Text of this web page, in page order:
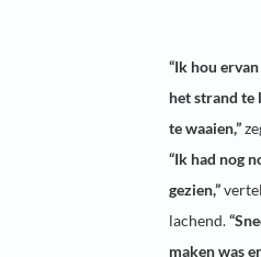
“Ik hou
het strand te
te waaien,”
“Ik had nog
gezien,”
lachend.
maken was